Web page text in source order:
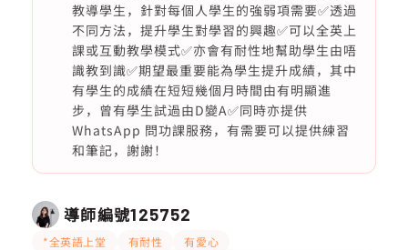
教導學生，針對每個人學生的強弱項需要✅透過
不同方法，提升學生對學習的興趣✅可以全英上
課或互動教學模式✅亦會有耐性地幫助學生由唔
識教到識✅期望最重要能為學生提升成績，其中
有學生的成績在短短幾個月時間由有明顯進
步，曾有學生試過由D變A✅同時亦提供
WhatsApp 問功課服務，有需要可以提供練習
和筆記，謝謝！
導師編號125752
*全英語上堂 有耐性 有愛心